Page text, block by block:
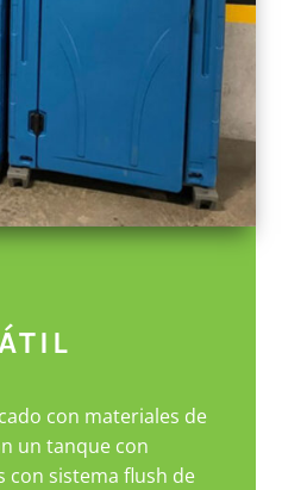
con materiales de
un tanque con
con sistema flush de